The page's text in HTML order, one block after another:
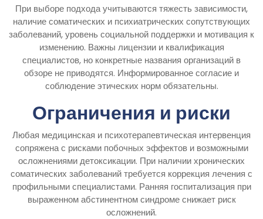
При выборе подхода учитываются тяжесть зависимости,
наличие соматических и психиатрических сопутствующих
заболеваний, уровень социальной поддержки и мотивация к
изменению. Важны лицензии и квалификация
специалистов, но конкретные названия организаций в
обзоре не приводятся. Информированное согласие и
соблюдение этических норм обязательны.
Ограничения и риски
Любая медицинская и психотерапевтическая интервенция
сопряжена с рисками побочных эффектов и возможными
осложнениями детоксикации. При наличии хронических
соматических заболеваний требуется коррекция лечения с
профильными специалистами. Ранняя госпитализация при
выраженном абстинентном синдроме снижает риск
осложнений.